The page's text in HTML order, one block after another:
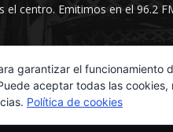
el centro. Emitimos en el 96.2
garantizar el funcionamiento
aceptar todas las cookies,
Política de cookies